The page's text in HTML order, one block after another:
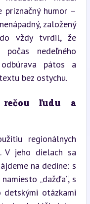
príznačný humor –
založený
vždy tvrdil, že
nedeľného
pátos a
bez ostychu.
ľudu a
regionálnych
V jeho dielach sa
na dedine: s
„dažďa“, s
detskými otázkami